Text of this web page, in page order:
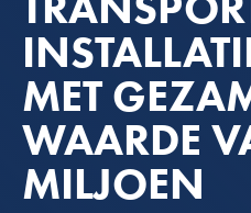
MET
WAARDE
MILJOEN